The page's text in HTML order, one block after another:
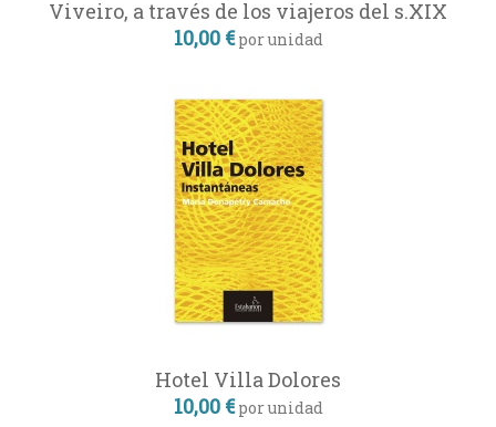
Viveiro, a través de los viajeros del s.XIX
10,00 € por unidad
Hotel Villa Dolores
10,00 € por unidad